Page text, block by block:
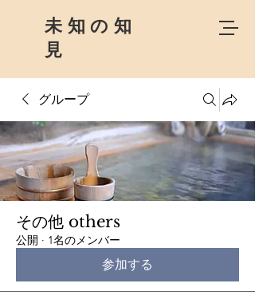
未知の知
見
グループ
その他 others
公開 · 1名のメンバー
参加する